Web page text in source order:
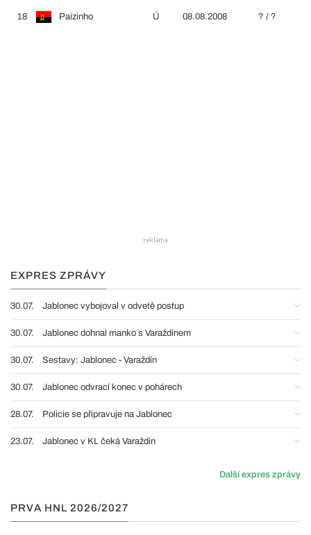
18 Paizinho Ú 08.08.2008 ? / ?
EXPRES ZPRÁVY
30.07. Jablonec vybojoval v odvetě postup
30.07. Jablonec dohnal manko s Varaždínem
30.07. Sestavy: Jablonec - Varaždín
30.07. Jablonec odvrací konec v pohárech
28.07. Policie se připravuje na Jablonec
23.07. Jablonec v KL čeká Varaždin
Další expres zprávy
PRVA HNL 2026/2027